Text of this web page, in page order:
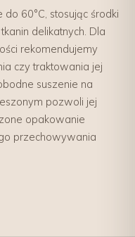
60°C, stosując środki
delikatnych. Dla
rekomendujemy
czy traktowania jej
suszenie na
pozwoli jej
opakowanie
przechowywania